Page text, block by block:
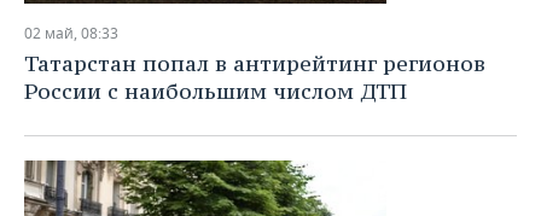
02 май, 08:33
Татарстан попал в антирейтинг регионов
России с наибольшим числом ДТП